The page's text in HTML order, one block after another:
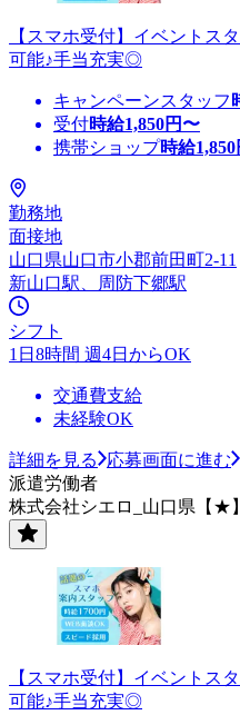
【スマホ受付】イベントス
可能♪手当充実◎
キャンペーンスタッフ
受付時給1,850円〜
携帯ショップ時給1,850
勤務地
面接地
山口県山口市小郡前田町2-11
新山口駅、周防下郷駅
シフト
1日8時間 週4日からOK
交通費支給
未経験OK
詳細を見る
応募画面に進む
派遣労働者
株式会社シエロ_山口県【★
【スマホ受付】イベントス
可能♪手当充実◎